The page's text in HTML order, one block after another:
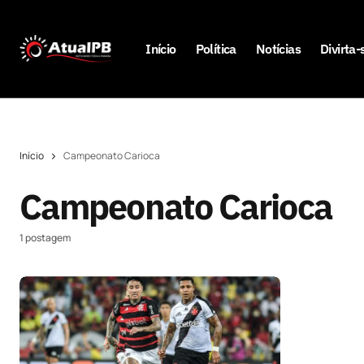
Início Política Notícias Divirta-
Início Campeonato Carioca
Campeonato Carioca
1 postagem